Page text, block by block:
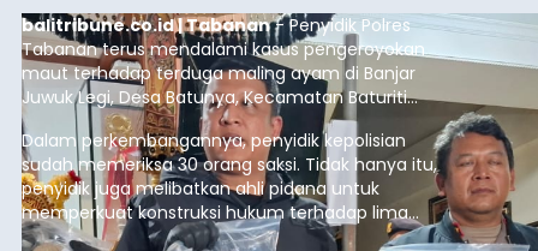
balitribune.co.id | Tabanan- Penyidik Polres
Tabanan terus mendalami kasus pengeroyokan
maut terhadap terduga maling ayam di Banjar
Juwuk Legi, Desa Batunya, Kecamatan Baturiti
yang terjadi beberapa waktu lalu.
Dalam perkembangannya, penyidik kepolisian
sudah memeriksa 30 orang saksi. Tidak hanya itu,
penyidik juga melibatkan ahli pidana untuk
memperkuat konstruksi hukum terhadap lima
orang tersangka yang saat ini ditahan.